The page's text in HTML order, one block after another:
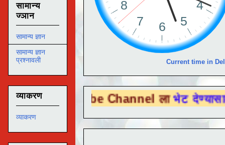
Current time in
Tube Channel लाभेट देण्यासाठी येथे
सामान्य
ज्ञान
सामान्य ज्ञान
सामान्य ज्ञान
प्रश्नावली
व्याकरण
व्याकरण